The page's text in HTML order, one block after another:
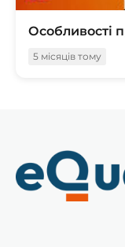
Особливості
5 місяців тому